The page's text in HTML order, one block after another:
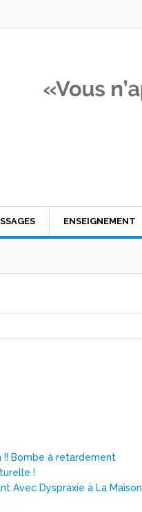
ENSEIGNEMENT
Bombe à retardement
!
Avec Dyspraxie à La Maison